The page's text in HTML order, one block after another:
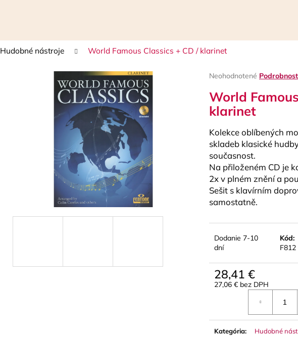
Hudobné nástroje World Famous Classics + CD / klarinet
Priemerné
produktu
je
0,0
5
hviezdičiek.
Neohodnotené
World
klarinet
Kolekce oblíbených
skladeb klasické
současnost.
Na přiloženém CD je
2x v plném znění a
Sešit s klavírním
samostatně.
Dodanie 7-10
dní
Kód:
F812
28,41 €
27,06 € bez DPH
Kategória:
Hudobné
Čo potrebujete nájsť?
HĽADAŤ
Odporúčame
NA ALT SAXOFÓN